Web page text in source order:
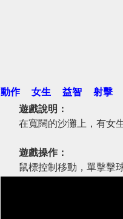
動作 女生 益智 射擊
遊戲說明：
在寬闊的沙灘上，有女
遊戲操作：
鼠標控制移動，單擊擊